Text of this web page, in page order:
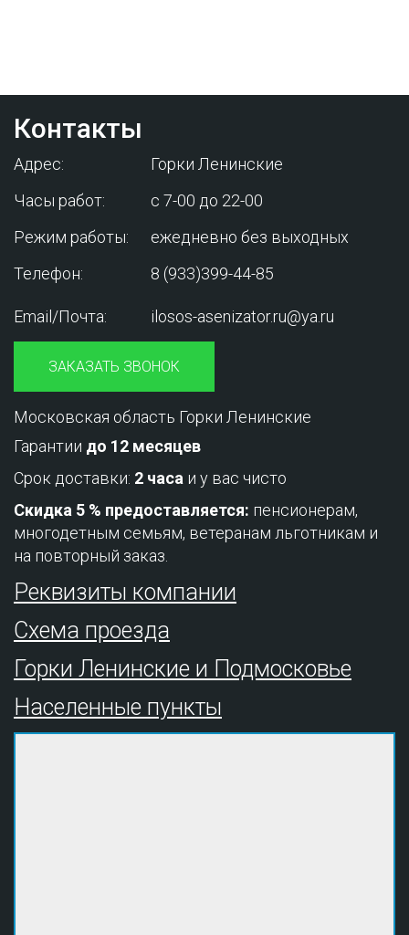
Контакты
Адрес:
Горки Ленинские
Часы работ:
с 7-00 до 22-00
Режим работы:
ежедневно без выходных
Телефон:
8 (933)399-44-85
Email/Почта: ilosos-asenizator.ru@ya.ru
ЗАКАЗАТЬ ЗВОНОК
Московская область Горки Ленинские
Гарантии до 12 месяцев
Срок доставки: 2 часа и у вас чисто
Скидка 5 % предоставляется: пенсионерам,
многодетным семьям, ветеранам льготникам и
на повторный заказ.
Реквизиты компании
Схема проезда
Горки Ленинские и Подмосковье
Населенные пункты